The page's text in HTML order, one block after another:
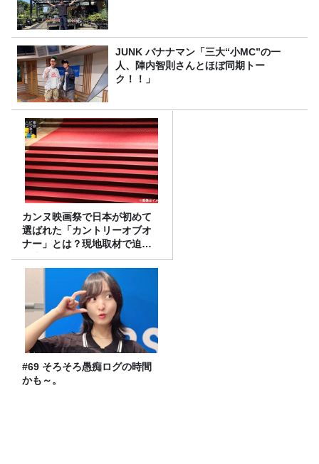
JUNK バナナマン「三大“小MC”の一
人、陣内智則さんとほぼ同期トー
ク！！」
カンヌ映画祭で日本が初めて
選ばれた「カントリーオブオ
ナー」とは？現地取材で迫る
選出の意味
#69 そろそろ愚痴ログの時間
かも～。